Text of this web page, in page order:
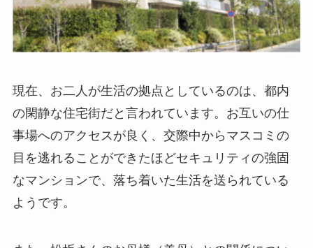
現在、お二人が生活の拠点としているのは、都内
の閑静な住宅街だと言われています。お互いの仕
事場へのアクセスが良く、交際中からマスコミの
目を逃れることができたほどセキュリティの強固
なマンションで、落ち着いた生活を送られている
ようです。